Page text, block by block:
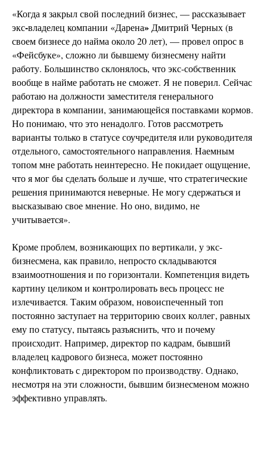
«Когда я закрыл свой последний бизнес, — рассказывает
экс-владелец компании «Дарена» Дмитрий Черных (в
своем бизнесе до найма около 20 лет), — провел опрос в
«Фейсбуке», сложно ли бывшему бизнесмену найти
работу. Большинство склонялось, что экс-собственник
вообще в найме работать не сможет. Я не поверил. Сейчас
работаю на должности заместителя генерального
директора в компании, занимающейся поставками кормов.
Но понимаю, что это ненадолго. Готов рассмотреть
варианты только в статусе соучредителя или руководителя
отдельного, самостоятельного направления. Наемным
топом мне работать неинтересно. Не покидает ощущение,
что я мог бы сделать больше и лучше, что стратегические
решения принимаются неверные. Не могу сдержаться и
высказываю свое мнение. Но оно, видимо, не
учитывается».
Кроме проблем, возникающих по вертикали, у экс-
бизнесмена, как правило, непросто складываются
взаимоотношения и по горизонтали. Компетенция видеть
картину целиком и контролировать весь процесс не
излечивается. Таким образом, новоиспеченный топ
постоянно заступает на территорию своих коллег, равных
ему по статусу, пытаясь разъяснить, что и почему
происходит. Например, директор по кадрам, бывший
владелец кадрового бизнеса, может постоянно
конфликтовать с директором по производству. Однако,
несмотря на эти сложности, бывшим бизнесменом можно
эффективно управлять.